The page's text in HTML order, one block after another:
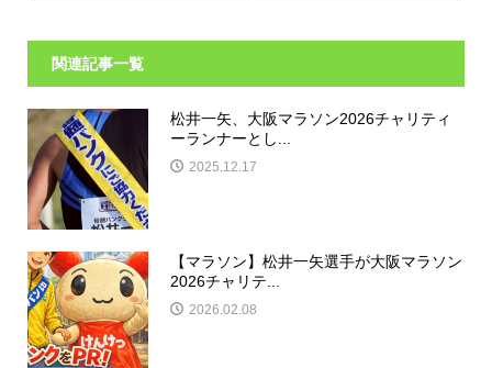
関連記事一覧
松井一矢、大阪マラソン2026チャリティ
ーランナーとし...
2025.12.17
【マラソン】松井一矢選手が大阪マラソン
2026チャリテ...
2026.02.08